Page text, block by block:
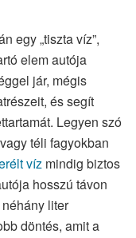
egy „tiszta víz”,
elem autója
jár, mégis
és segít
Legyen szó
téli fagyokban
víz mindig biztos
hosszú távon
liter
döntés, amit a